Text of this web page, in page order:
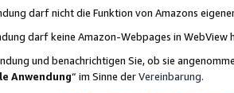
darf nicht die Funktion von Amazons
darf keine Amazon-Webpages in WebView
und benachrichtigen Sie, ob sie
Anwendung“ im Sinne derVereinbarung.